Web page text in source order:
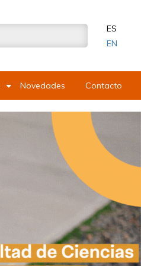
ES
EN
Novedades Contacto